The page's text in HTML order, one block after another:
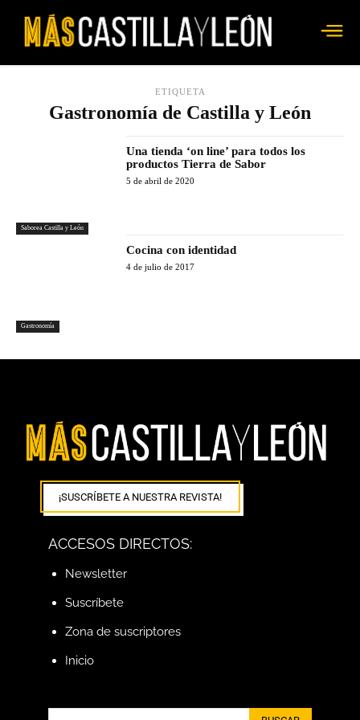
ETIQUETA
Gastronomía de Castilla y León
Saborea Castilla y León
Una tienda ‘on line’ para todos los
productos Tierra de Sabor
5 de abril de 2020
Gastronomía
Cocina con identidad
4 de julio de 2017
¡SUSCRÍBETE A NUESTRA REVISTA!
ACCESOS DIRECTOS:
Newsletter
Suscríbete
Zona de suscriptores
Inicio